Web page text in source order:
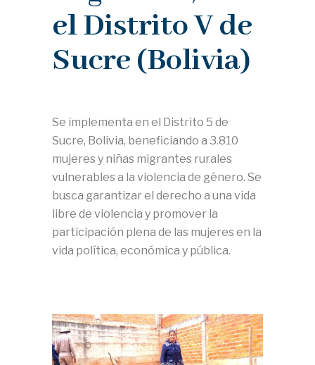
el Distrito V de
Sucre (Bolivia)
Se implementa en el Distrito 5 de
Sucre, Bolivia, beneficiando a 3.810
mujeres y niñas migrantes rurales
vulnerables a la violencia de género. Se
busca garantizar el derecho a una vida
libre de violencia y promover la
participación plena de las mujeres en la
vida política, económica y pública.